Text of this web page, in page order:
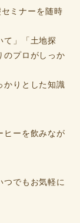
ミナーを随時
て」「土地探
のプロがしっか
かりとした知識
ヒーを飲みなが
つでもお気軽に